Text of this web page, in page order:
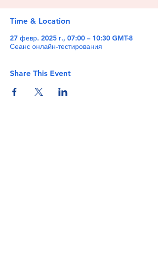
Time & Location
27 февр. 2025 г., 07:00 – 10:30 GMT-8
Сеанс онлайн-тестирования
Share This Event